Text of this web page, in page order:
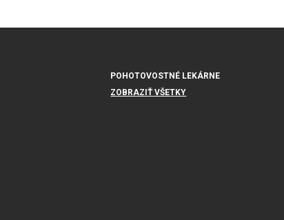
POHOTOVOSTNÉ LEKÁRNE
ZOBRAZIŤ VŠETKY